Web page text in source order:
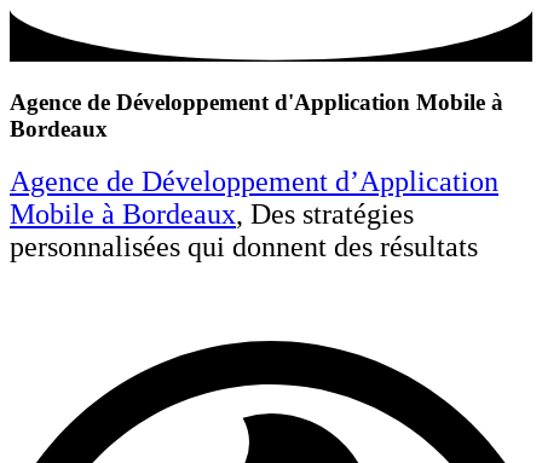
Agence de Développement d'Application Mobile à
Bordeaux
Agence de Développement d’Application
Mobile à Bordeaux, Des stratégies
personnalisées qui donnent des résultats